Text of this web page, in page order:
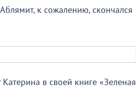
к сожалению, скончался
в своей книге «Зеленая